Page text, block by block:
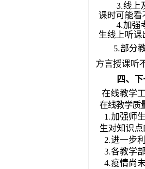
3.线上
课时可能看
4.加强
生线上听课
5.部分
方言授课听
四、
在线教学
在线教学质
1.加强师
生对知识点
2.进一步
3.各教学
4.疫情尚